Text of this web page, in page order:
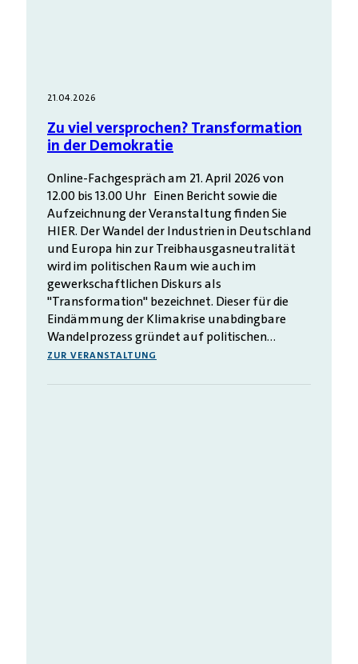
21.04.2026
Zu viel versprochen? Transformation
in der Demokratie
Online-Fachgespräch am 21. April 2026 von
12.00 bis 13.00 Uhr Einen Bericht sowie die
Aufzeichnung der Veranstaltung finden Sie
HIER. Der Wandel der Industrien in Deutschland
und Europa hin zur Treibhausgasneutralität
wird im politischen Raum wie auch im
gewerkschaftlichen Diskurs als
"Transformation" bezeichnet. Dieser für die
Eindämmung der Klimakrise unabdingbare
Wandelprozess gründet auf politischen…
ZUR VERANSTALTUNG